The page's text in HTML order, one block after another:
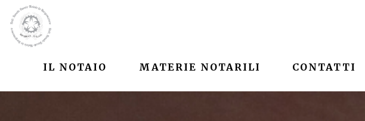
IL NOTAIO MATERIE NOTARILI CONTATTI